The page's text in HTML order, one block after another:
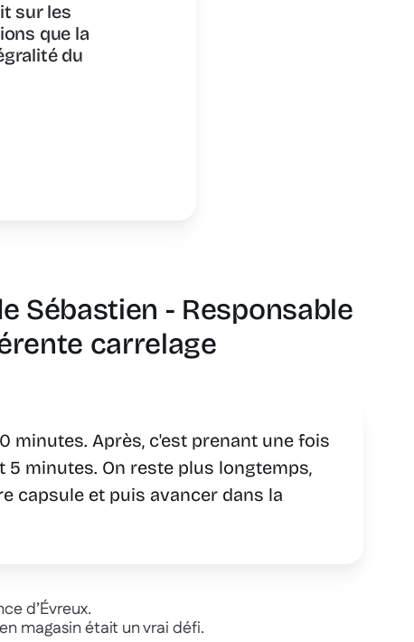
sur les
que la
du
Sébastien - Responsable
carrelage
minutes. Après, c'est prenant une fois
minutes. On reste plus longtemps,
capsule et puis avancer dans la
d’Évreux.
magasin était un vrai défi.